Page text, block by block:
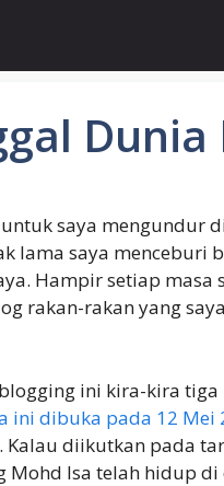
Dunia
saya mengundur
lama saya menceburi
Hampir setiap masa
rakan-rakan yang
ini kira-kira
ini dibuka pada 12 Mei
diikutkan pada
Mohd Isa telah hidup